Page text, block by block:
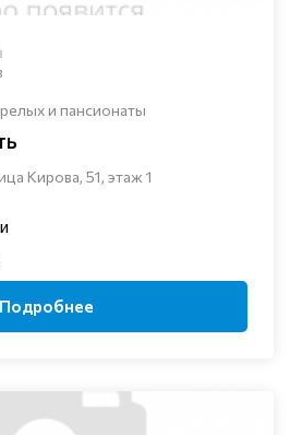
и пансионаты
Кирова, 51, этаж 1
Подробнее